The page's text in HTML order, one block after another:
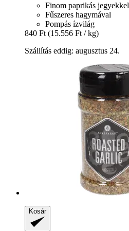
Finom paprikás jegyekkel
Fűszeres hagymával
Pompás ízvilág
840 Ft (15.556 Ft / kg)
Szállítás eddig: augusztus 24.
Kosár